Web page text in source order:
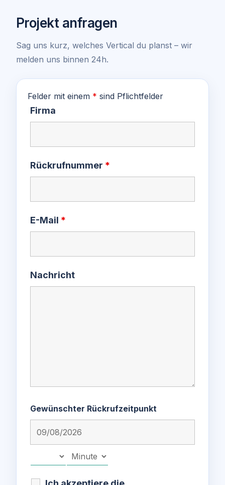
Projekt anfragen
Sag uns kurz, welches Vertical du planst – wir
melden uns binnen 24h.
Felder mit einem * sind Pflichtfelder
Firma
Rückrufnummer *
E-Mail *
Nachricht
Gewünschter Rückrufzeitpunkt